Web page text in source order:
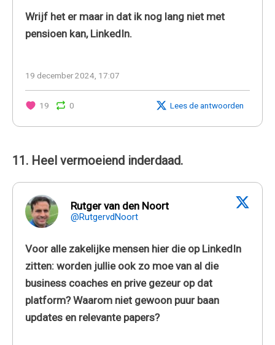
Wrijf het er maar in dat ik nog lang niet met
pensioen kan, LinkedIn.
19 december 2024, 17:07
19 0 Lees de antwoorden
11. Heel vermoeiend inderdaad.
Rutger van den Noort
@RutgervdNoort
Voor alle zakelijke mensen hier die op LinkedIn
zitten: worden jullie ook zo moe van al die
business coaches en prive gezeur op dat
platform? Waarom niet gewoon puur baan
updates en relevante papers?